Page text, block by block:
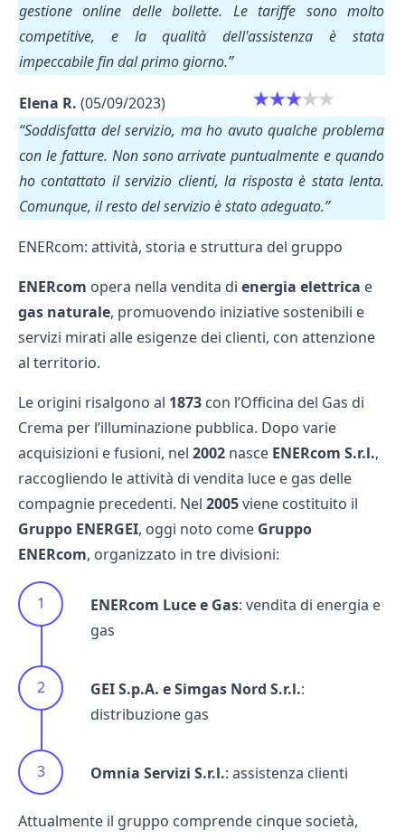
gestione online delle bollette. Le tariffe sono molto
competitive, e la qualità dell'assistenza è stata
impeccabile fin dal primo giorno.”
Elena R. (05/09/2023)
“Soddisfatta del servizio, ma ho avuto qualche problema
con le fatture. Non sono arrivate puntualmente e quando
ho contattato il servizio clienti, la risposta è stata lenta.
Comunque, il resto del servizio è stato adeguato.”
ENERcom: attività, storia e struttura del gruppo
ENERcom opera nella vendita di energia elettrica e
gas naturale, promuovendo iniziative sostenibili e
servizi mirati alle esigenze dei clienti, con attenzione
al territorio.
Le origini risalgono al 1873 con l’Officina del Gas di
Crema per l’illuminazione pubblica. Dopo varie
acquisizioni e fusioni, nel 2002 nasce ENERcom S.r.l.,
raccogliendo le attività di vendita luce e gas delle
compagnie precedenti. Nel 2005viene costituito il
Gruppo ENERGEI, oggi noto come Gruppo
ENERcom, organizzato in tre divisioni:
ENERcom Luce e Gas: vendita di energia e
gas
GEI S.p.A. e Simgas Nord S.r.l.:
distribuzione gas
Omnia Servizi S.r.l.: assistenza clienti
Attualmente il gruppo comprende cinque società,